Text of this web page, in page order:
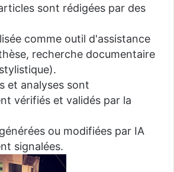
sont rédigées par des
comme outil d'assistance
recherche documentaire
et analyses sont
vérifiés et validés par la
ou modifiées par IA
signalées.